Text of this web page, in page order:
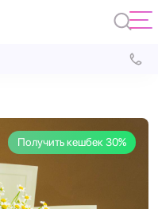
Получить кешбек 30%